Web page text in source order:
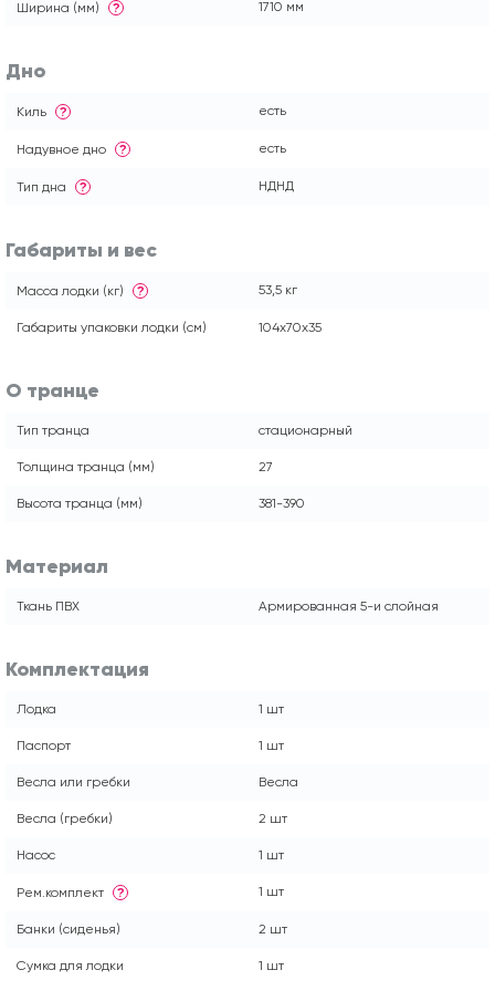
Ширина (мм) ? 1710 мм
Дно
Киль ? есть
Надувное дно ? есть
Тип дна ? НДНД
Габариты и вес
Масса лодки (кг) ? 53,5 кг
Габариты упаковки лодки (см) 104x70x35
О транце
Тип транца стационарный
Толщина транца (мм) 27
Высота транца (мм) 381-390
Материал
Ткань ПВХ Армированная 5-и слойная
Комплектация
Лодка 1 шт
Паспорт 1 шт
Весла или гребки Весла
Весла (гребки) 2 шт
Насос 1 шт
Рем.комплект ? 1 шт
Банки (сиденья) 2 шт
Сумка для лодки 1 шт